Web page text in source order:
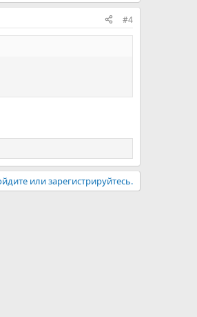
#4
или зарегистрируйтесь.